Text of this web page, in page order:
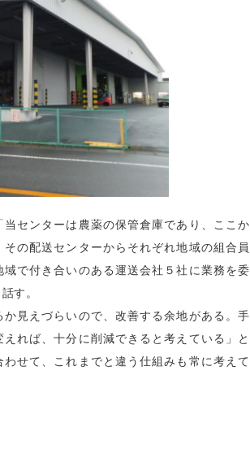
センターは農薬の保管倉庫であり、ここか
の配送センターからそれぞれ地域の組合員
で付き合いのある運送会社５社に業務を委
す。
見えづらいので、改善する余地がある。手
れば、十分に削減できると考えている」と
せて、これまでと違う仕組みも常に考えて